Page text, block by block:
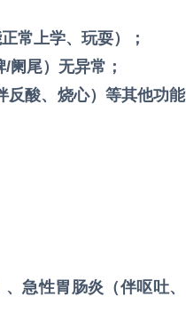
常上学、玩耍）；
阑尾）无异常；
反酸、烧心）等其他功能
急性胃肠炎（伴呕吐、